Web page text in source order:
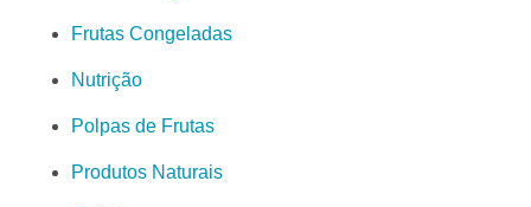
Frutas Congeladas
Nutrição
Polpas de Frutas
Produtos Naturais